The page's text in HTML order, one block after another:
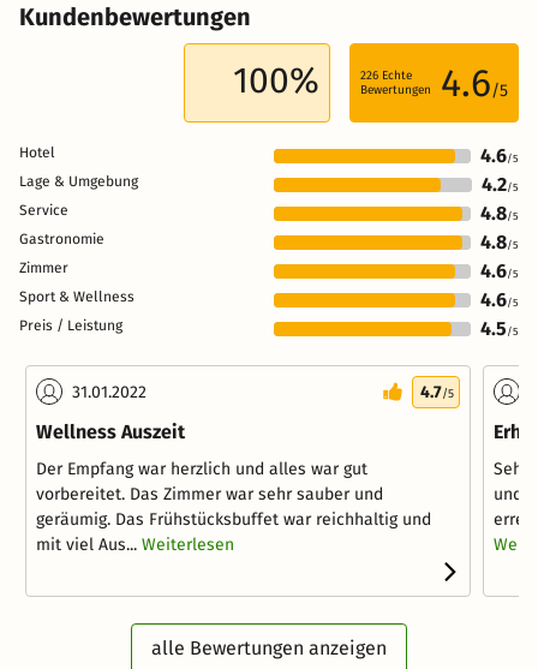
Kundenbewertungen
100% 226 Echte
Bewertungen
4.6/5
Hotel 4.6/5
Lage & Umgebung 4.2/5
Service 4.8/5
Gastronomie 4.8/5
Zimmer 4.6/5
Sport & Wellness 4.6/5
Preis / Leistung 4.5 /5
31.01.2022 4.7/5
Wellness Auszeit
Der Empfang war herzlich und alles war gut
vorbereitet. Das Zimmer war sehr sauber und
geräumig. Das Frühstücksbuffet war reichhaltig und
mit viel Aus... Weiterlesen
Sehr
und
alle Bewertungen anzeigen